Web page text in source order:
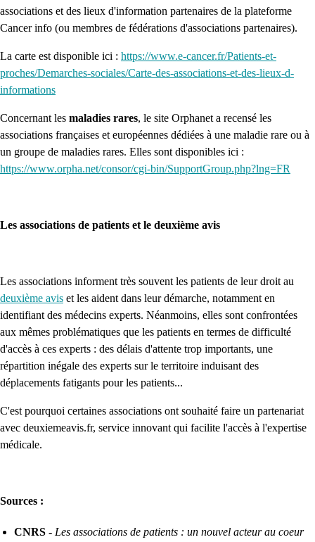
associations et des lieux d'information partenaires de la plateforme
Cancer info (ou membres de fédérations d'associations partenaires).
La carte est disponible ici : https://www.e-cancer.fr/Patients-et-
proches/Demarches-sociales/Carte-des-associations-et-des-lieux-d-
informations
Concernant les maladies rares, le site Orphanet a recensé les
associations françaises et européennes dédiées à une maladie rare ou à
un groupe de maladies rares. Elles sont disponibles ici :
https://www.orpha.net/consor/cgi-bin/SupportGroup.php?lng=FR
Les associations de patients et le deuxième avis
Les associations informent très souvent les patients de leur droit au
deuxième avis et les aident dans leur démarche, notamment en
identifiant des médecins experts. Néanmoins, elles sont confrontées
aux mêmes problématiques que les patients en termes de difficulté
d'accès à ces experts : des délais d'attente trop importants, une
répartition inégale des experts sur le territoire induisant des
déplacements fatigants pour les patients...
C'est pourquoi certaines associations ont souhaité faire un partenariat
avec deuxiemeavis.fr, service innovant qui facilite l'accès à l'expertise
médicale.
Sources :
CNRS - Les associations de patients : un nouvel acteur au coeur